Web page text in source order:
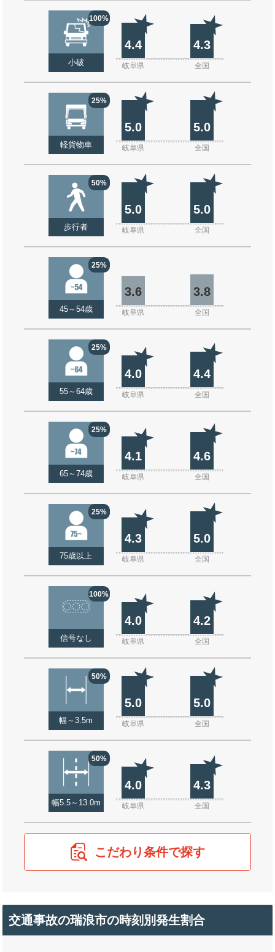
100%
小破
4.4 4.3
岐阜県 全国
25%
軽貨物車
5.0 5.0
岐阜県 全国
50%
歩行者
5.0 5.0
岐阜県 全国
25%
45～54歳
3.6 3.8
岐阜県 全国
25%
55～64歳
4.0 4.4
岐阜県 全国
25%
65～74歳
4.1 4.6
岐阜県 全国
25%
75歳以上
4.3 5.0
岐阜県 全国
100%
信号なし
4.0 4.2
岐阜県 全国
50%
幅～3.5m
5.0 5.0
岐阜県 全国
50%
幅5.5～13.0m
4.0 4.3
岐阜県 全国
こだわり条件で探す
交通事故の瑞浪市の時刻別発生割合